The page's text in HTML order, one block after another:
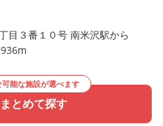
目３番１０号 南米沢駅から
能な施設が選べます
とめて探す